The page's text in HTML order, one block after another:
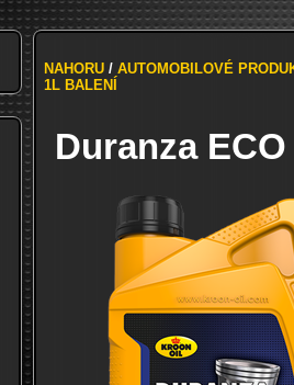
NAHORU / AUTOMOBILOVÉ
1L BALENÍ
Duranza